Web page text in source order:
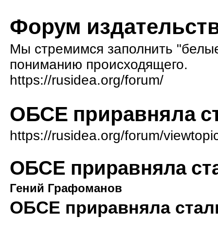
Форум
Мы стремимся заполнить
пониманию происходящего.
https://rusidea.org/forum/
ОБСЕ приравняла
https://rusidea.org/forum/
ОБСЕ приравняла
Гений Графоманов
ОБСЕ приравняла